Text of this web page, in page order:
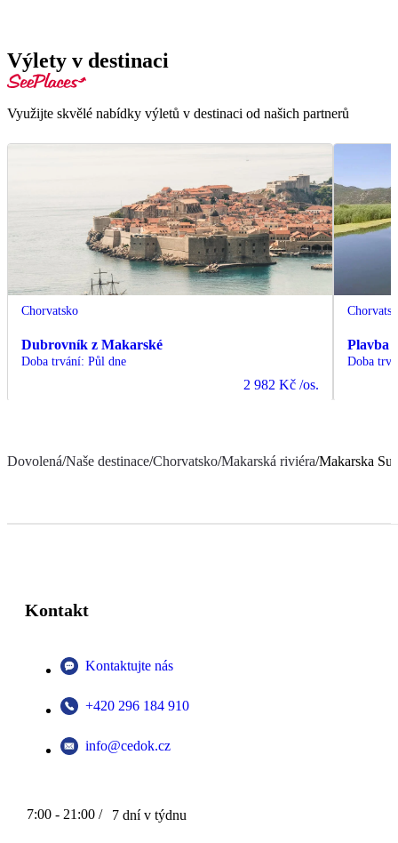
Výlety v destinaci
Využijte skvělé nabídky výletů v destinaci od našich partnerů
Chorvatsko
Dubrovník z Makarské
Doba trvání: Půl dne
2 982 Kč /os.
Plavba
Doba
Dovolená/Naše destinace/Chorvatsko/Makarská riviéra/Makarska
Kontakt
Kontaktujte nás
+420 296 184 910
info@cedok.cz
7:00 - 21:00 / 7 dní v týdnu